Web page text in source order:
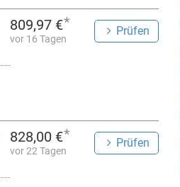
809,97 €*
vor 16 Tagen
Prüfen
828,00 €*
vor 22 Tagen
Prüfen